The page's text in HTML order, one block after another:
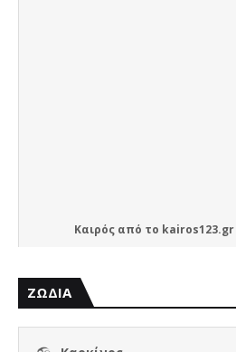
Καιρόςαπό το kairos123.gr
ΖΩΔΙΑ